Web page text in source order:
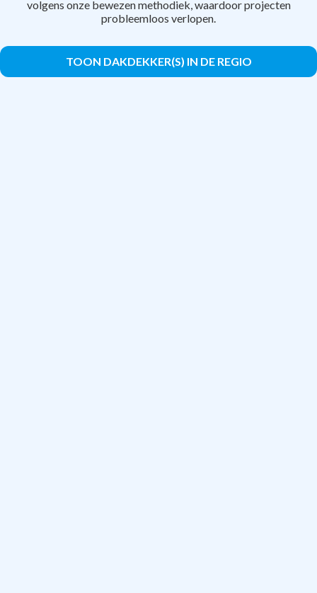
volgens onze bewezen methodiek, waardoor projecten
probleemloos verlopen.
TOON DAKDEKKER(S) IN DE REGIO